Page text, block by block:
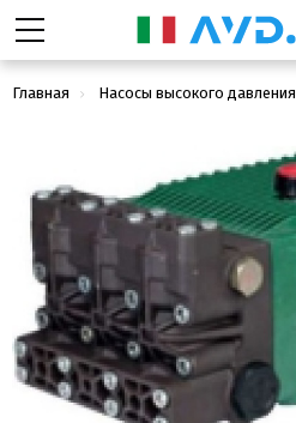
Главная
Насосы высокого давления